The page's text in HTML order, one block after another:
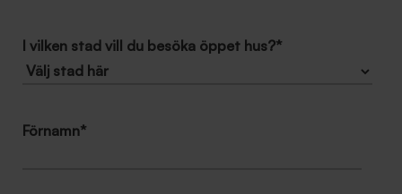
I vilken stad vill du besöka öppet hus?*
Förnamn*